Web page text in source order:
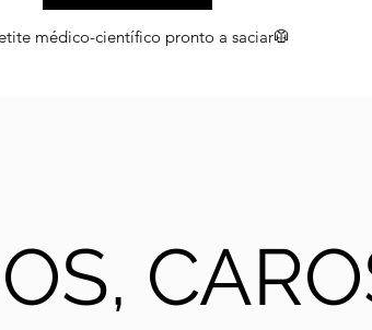
médico-científico pronto a saciar🥼